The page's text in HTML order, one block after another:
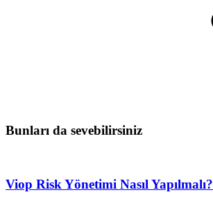
Bunları da sevebilirsiniz
Viop Risk Yönetimi Nasıl Yapılmalı?